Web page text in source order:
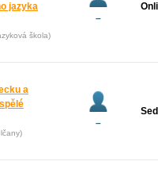
jazyka
škola)
–
a
–